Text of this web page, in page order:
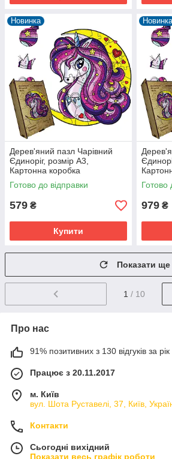
Новинка
Дерев'яний пазл Чарівний
Єдиноріг, розмір А3,
Картонна коробка
Готово до відправки
579 ₴
Купити
Новинка
Готово
979 ₴
Показати ще
1 / 10
Про нас
91% позитивних з 130 відгуків за рік
Працює з 20.11.2017
м. Київ
вул. Шота Руставелі, 37, Київ,
Контакти
Сьогодні вихідний
Показати весь графік роботи